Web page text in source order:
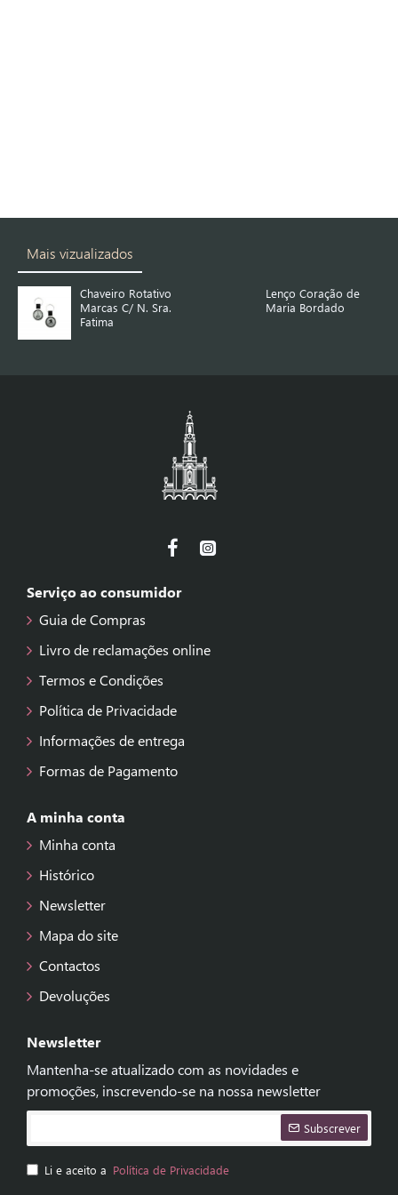
Mais vizualizados
Chaveiro Rotativo
Marcas C/ N. Sra.
Fatima
Lenço Coração de
Maria Bordado
Serviço ao consumidor
Guia de Compras
Livro de reclamações online
Termos e Condições
Política de Privacidade
Informações de entrega
Formas de Pagamento
A minha conta
Minha conta
Histórico
Newsletter
Mapa do site
Contactos
Devoluções
Newsletter
Mantenha-se atualizado com as novidades e
promoções, inscrevendo-se na nossa newsletter
Subscrever
Li e aceito a Política de Privacidade